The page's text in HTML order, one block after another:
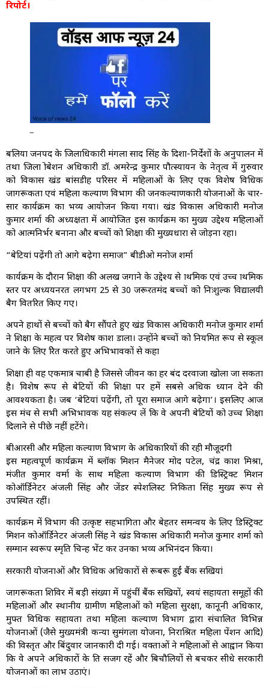
रिपोर्ट।
_
बलिया जनपद के जिलाधिकारी मंगला प्रसाद सिंह के दिशा-निर्देशों के अनुपालन में
तथा जिला प्रोबेशन अधिकारी डॉ. अमरेन्द्र कुमार पौत्स्यायन के नेतृत्व में गुरुवार
को विकास खंड बांसडीह परिसर में महिलाओं के लिए एक विशेष विधिक
जागरूकता एवं महिला कल्याण विभाग की जनकल्याणकारी योजनाओं के प्रचार-
प्रसार कार्यक्रम का भव्य आयोजन किया गया। खंड विकास अधिकारी मनोज
कुमार शर्मा की अध्यक्षता में आयोजित इस कार्यक्रम का मुख्य उद्देश्य महिलाओं
को आत्मनिर्भर बनाना और बच्चों को शिक्षा की मुख्यधारा से जोड़ना रहा।
“बेटियां पढ़ेंगी तो आगे बढ़ेगा समाज” बीडीओ मनोज शर्मा
कार्यक्रम के दौरान शिक्षा की अलख जगाने के उद्देश्य से प्राथमिक एवं उच्च प्राथमिक
स्तर पर अध्ययनरत लगभग 25 से 30 जरूरतमंद बच्चों को निःशुल्क विद्यालयी
बैग वितरित किए गए।
अपने हाथों से बच्चों को बैग सौंपते हुए खंड विकास अधिकारी मनोज कुमार शर्मा
ने शिक्षा के महत्व पर विशेष प्रकाश डाला। उन्होंने बच्चों को नियमित रूप से स्कूल
जाने के लिए प्रेरित करते हुए अभिभावकों से कहा
शिक्षा ही वह एकमात्र चाबी है जिससे जीवन का हर बंद दरवाजा खोला जा सकता
है। विशेष रूप से बेटियों की शिक्षा पर हमें सबसे अधिक ध्यान देने की
आवश्यकता है। जब ‘बेटियां पढ़ेंगी, तो पूरा समाज आगे बढ़ेगा’। इसलिए आज
इस मंच से सभी अभिभावक यह संकल्प लें कि वे अपनी बेटियों को उच्च शिक्षा
दिलाने से पीछे नहीं हटेंगे।
बीआरसी और महिला कल्याण विभाग के अधिकारियों की रही मौजूदगी
इस महत्वपूर्ण कार्यक्रम में ब्लॉक मिशन मैनेजर प्रमोद पटेल, चंद्र प्रकाश मिश्रा,
मंजीत कुमार वर्मा के साथ महिला कल्याण विभाग की डिस्ट्रिक्ट मिशन
कोऑर्डिनेटर अंजली सिंह और जेंडर स्पेशलिस्ट निकिता सिंह मुख्य रूप से
उपस्थित रहीं।
कार्यक्रम में विभाग की उत्कृष्ट सहभागिता और बेहतर समन्वय के लिए डिस्ट्रिक्ट
मिशन कोऑर्डिनेटर अंजली सिंह ने खंड विकास अधिकारी मनोज कुमार शर्मा को
सम्मान स्वरूप स्मृति चिन्ह भेंट कर उनका भव्य अभिनंदन किया।
सरकारी योजनाओं और विधिक अधिकारों से रूबरू हुईं बैंक सखियां
जागरूकता शिविर में बड़ी संख्या में पहुंचीं बैंक सखियों, स्वयं सहायता समूहों की
महिलाओं और स्थानीय ग्रामीण महिलाओं को महिला सुरक्षा, कानूनी अधिकार,
मुफ्त विधिक सहायता तथा महिला कल्याण विभाग द्वारा संचालित विभिन्न
योजनाओं (जैसे मुख्यमंत्री कन्या सुमंगला योजना, निराश्रित महिला पेंशन आदि)
की विस्तृत और बिंदुवार जानकारी दी गई। वक्ताओं ने महिलाओं से आह्वान किया
कि वे अपने अधिकारों के प्रति सजग रहें और बिचौलियों से बचकर सीधे सरकारी
योजनाओं का लाभ उठाएं।